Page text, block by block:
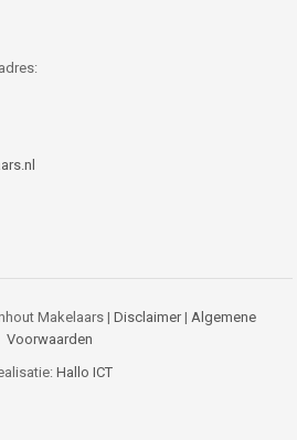
Makelaars | Disclaimer| Algemene
Voorwaarden
Hallo ICT